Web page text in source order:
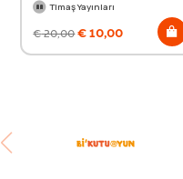
Timaş Yayınları
€20,00€10,00